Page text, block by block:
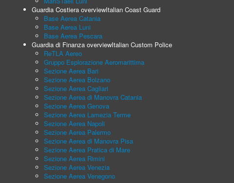
Guardia Costiera overviewItalian Coast Guard
Base Aerea Catania
Base Aerea Luni
Base Aerea Pescara
Guardia di Finanza overviewItalian Custom Police
ReTLA Aereo
Gruppo Esplorazione Aeromarittima
Sezione Aerea Bari
Sezione Aerea Bolzano
Sezione Aerea Cagliari
Sezione Aerea di Manovra Catania
Sezione Aerea Genova
Sezione Aerea Lamezia Terme
Sezione Aerea Napoli
Sezione Aerea Palermo
Sezione Aerea di Manovra Pisa
Sezione Aerea Pratica di Mare
Sezione Aerea Rimini
Sezione Aerea Venezia
Sezione Aerea Venegono